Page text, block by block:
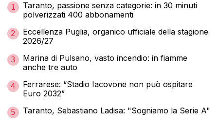
1
Taranto, passione senza categorie: in 30 minuti
polverizzati 400 abbonamenti
2
Eccellenza Puglia, organico ufficiale della stagione
2026/27
3
Marina di Pulsano, vasto incendio: in fiamme
anche tre auto
4
Ferrarese: “Stadio Iacovone non può ospitare
Euro 2032”
5 Taranto, Sebastiano Ladisa: "Sogniamo la Serie A"